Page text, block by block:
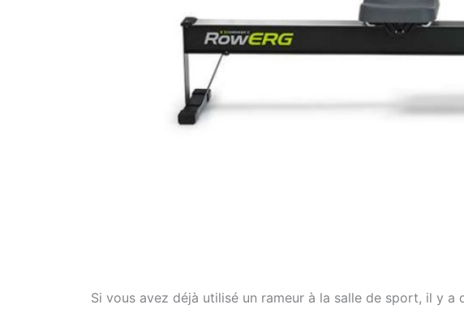
Si vous avez déjà utilisé un rameur à la salle de sport, il y